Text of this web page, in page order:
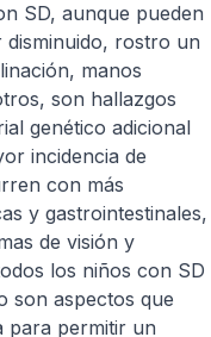
SD, aunque pueden
disminuido, rostro un
manos
son hallazgos
genético adicional
incidencia de
con más
y gastrointestinales,
de visión y
los niños con SD
son aspectos que
para permitir un